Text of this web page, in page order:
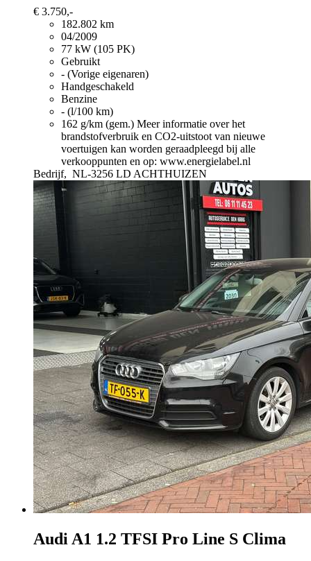
€ 3.750,-
182.802 km
04/2009
77 kW (105 PK)
Gebruikt
- (Vorige eigenaren)
Handgeschakeld
Benzine
- (l/100 km)
162 g/km (gem.) Meer informatie over het
brandstofverbruik en CO2-uitstoot van nieuwe
voertuigen kan worden geraadpleegd bij alle
verkooppunten en op: www.energielabel.nl
Bedrijf, NL-3256 LD ACHTHUIZEN
Audi A1 1.2 TFSI Pro Line S Clima